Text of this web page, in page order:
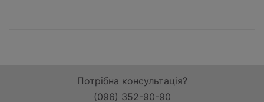
Потрібна консультація?
(096) 352-90-90